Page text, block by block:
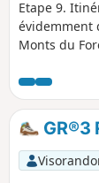
Etape 9.
évidemment
Monts du
GR®3